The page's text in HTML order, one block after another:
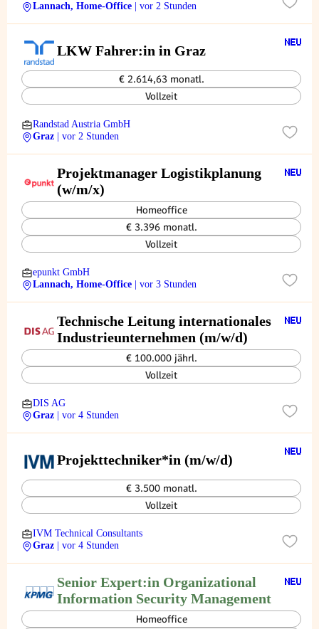
Lannach, Home-Office
| vor 2 Stunden
LKW Fahrer:in in Graz
€ 2.614,63 monatl.
Vollzeit
Randstad Austria GmbH
Graz
| vor 2 Stunden
Projektmanager Logistikplanung
(w/m/x)
Homeoffice
€ 3.396 monatl.
Vollzeit
epunkt GmbH
Lannach, Home-Office
| vor 3 Stunden
Technische Leitung internationales
Industrieunternehmen (m/w/d)
€ 100.000 jährl.
Vollzeit
DIS AG
Graz
| vor 4 Stunden
Projekttechniker*in (m/w/d)
€ 3.500 monatl.
Vollzeit
IVM Technical Consultants
Graz
| vor 4 Stunden
Senior Expert:in Organizational
Information Security Management
Homeoffice